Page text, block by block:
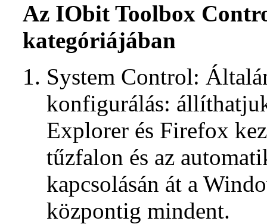
Az IObit Toolbox
kategóriájában
System Control:
konfigurálás:
Explorer és Firefox
tűzfalon és az
kapcsolásán át a
központig mindent.